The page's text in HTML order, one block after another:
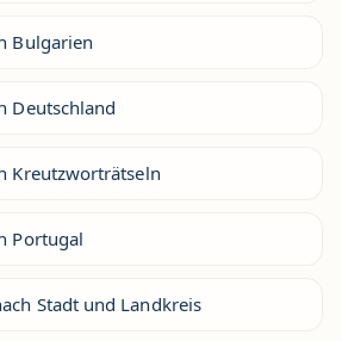
Bulgarien
Deutschland
Kreutzworträtseln
Portugal
Stadt und Landkreis